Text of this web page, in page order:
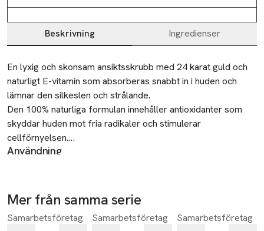
Beskrivning Ingredienser
Beskrivning
En lyxig och skonsam ansiktsskrubb med 24 karat guld och
naturligt E-vitamin som absorberas snabbt in i huden och
lämnar den silkeslen och strålande.
Den 100% naturliga formulan innehåller antioxidanter som
skyddar huden mot fria radikaler och stimulerar
cellförnyelsen.
Den avlägsnar effektivt döda hudceller och löser upp talg i
röda akneärr och förbättring av hudens yta.
Tips: Använd den gärna som ansiktsmask i 5-10 minuter,
Användning
Skrubben masseras på huden med lätta, uppåtgående
cirkulerande rörelser. Skölj bort med ljummet vatten.
Applicera gärna âme pure® fuktighetskräm. Används 1 - 3
Mer från samma serie
Hoppa över bildspelet
Samarbetsföretag Samarbetsföretag
Samarbetsföretag